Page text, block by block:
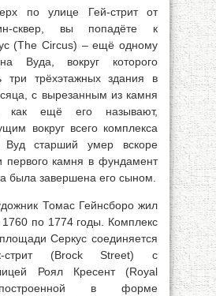
по улице Гей-стрит от
сквер, вы попадёте к
(The Circus) – ещё одному
Вуда, вокруг которого
три трёхэтажных здания в
с вырезанным из камня
как ещё его называют,
вокруг всего комплекса
старший умер вскоре
первого камня в фундамент
была завершена его сыном.
Томас Гейнсборо жил
по 1774 годы. Комплекс
Серкус соединяется
стрит (Brock Street) с
Роял Кресент (Royal
в форме